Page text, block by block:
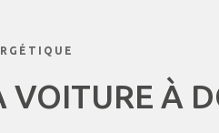
VOITURE À